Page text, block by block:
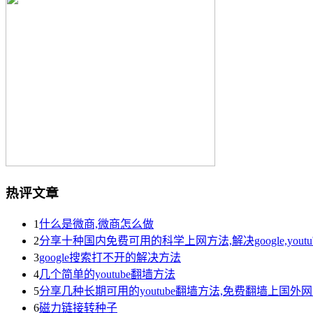
热评文章
1什么是微商,微商怎么做
2分享十种国内免费可用的科学上网方法,解决
3google搜索打不开的解决方法
4几个简单的youtube翻墙方法
5分享几种长期可用的youtube翻墙方法,免费翻墙上国外
6磁力链接转种子